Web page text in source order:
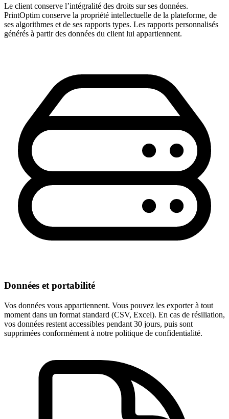
Le client conserve l’intégralité des droits sur ses données.
PrintOptim conserve la propriété intellectuelle de la plateforme, de
ses algorithmes et de ses rapports types. Les rapports personnalisés
générés à partir des données du client lui appartiennent.
Données et portabilité
Vos données vous appartiennent. Vous pouvez les exporter à tout
moment dans un format standard (CSV, Excel). En cas de résiliation,
vos données restent accessibles pendant 30 jours, puis sont
supprimées conformément à notre politique de confidentialité.